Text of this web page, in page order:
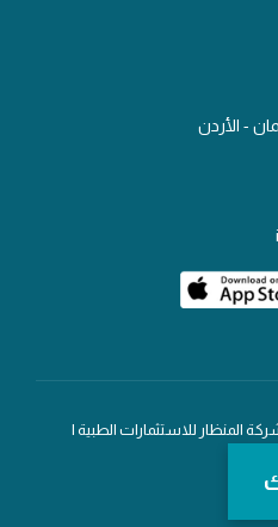
- الأردن
الحقوق محفوظة © 2025 | شركة المنظار للاستثمارات الطبية |